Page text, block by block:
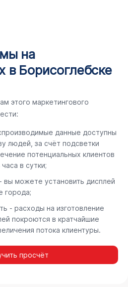
на
в Борисоглебске
этого маркетингового
данные доступны
людей, за счёт подсветки
потенциальных клиентов
в сутки;
вы можете установить дисплей
города;
- расходы на изготовление
покроются в кратчайшие
потока клиентуры.
просчёт